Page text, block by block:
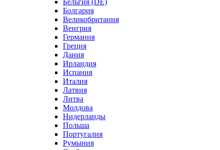
Бельгия (DE)
Болгария
Великобритания
Венгрия
Германия
Греция
Дания
Ирландия
Испания
Италия
Латвия
Литва
Молдова
Нидерланды
Польша
Португалия
Румыния